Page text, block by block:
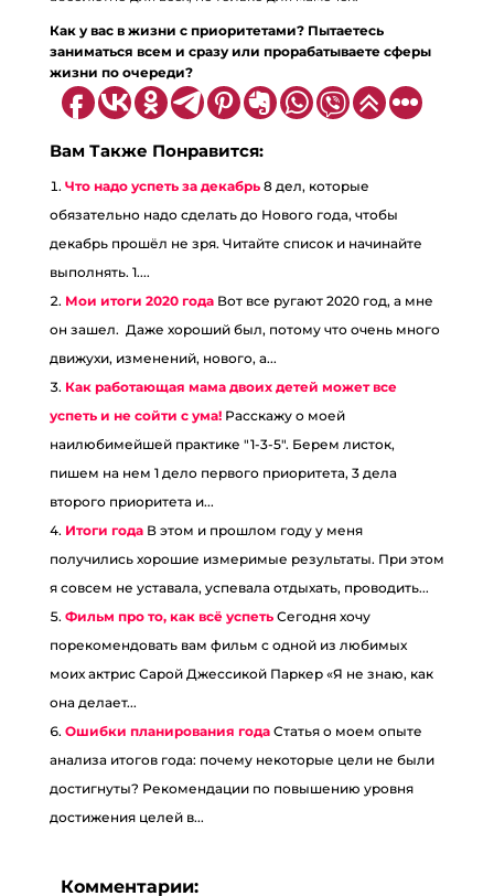
Как у вас в жизни с приоритетами? Пытаетесь
заниматься всем и сразу или прорабатываете сферы
жизни по очереди?
Вам Также Понравится:
Что надо успеть за декабрь 8 дел, которые
обязательно надо сделать до Нового года, чтобы
декабрь прошёл не зря. Читайте список и начинайте
выполнять. 1....
Мои итоги 2020 года Вот все ругают 2020 год, а мне
он зашел. Даже хороший был, потому что очень много
движухи, изменений, нового, а...
Как работающая мама двоих детей может все
успеть и не сойти с ума! Расскажу о моей
наилюбимейшей практике "1-3-5". Берем листок,
пишем на нем 1 дело первого приоритета, 3 дела
второго приоритета и...
Итоги года В этом и прошлом году у меня
получились хорошие измеримые результаты. При этом
я совсем не уставала, успевала отдыхать, проводить...
Фильм про то, как всё успеть Сегодня хочу
порекомендовать вам фильм с одной из любимых
моих актрис Сарой Джессикой Паркер «Я не знаю, как
она делает...
Ошибки планирования года Статья о моем опыте
анализа итогов года: почему некоторые цели не были
достигнуты? Рекомендации по повышению уровня
достижения целей в...
Комментарии: